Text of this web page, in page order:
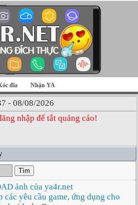
đĩa Nhận YA
- 08/08/2026
nhập để tắt quảng cáo!
Tìm
ảnh của ya4r.net
các yêu cầu game, ứng dụng cho